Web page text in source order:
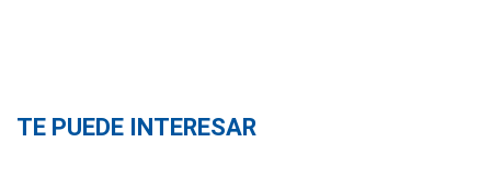
TE PUEDE INTERESAR